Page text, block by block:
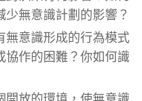
無意識計劃的影響？
無意識形成的行為模式
協作的困難？你如何識